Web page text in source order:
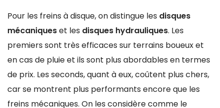
Pour les freins à disque, on distingue les disques
mécaniqueset les disques hydrauliques. Les
premiers sont très efficaces sur terrains boueux et
en cas de pluie et ils sont plus abordables en termes
de prix. Les seconds, quant à eux, coûtent plus chers,
car se montrent plus performants encore que les
freins mécaniques. On les considère comme le